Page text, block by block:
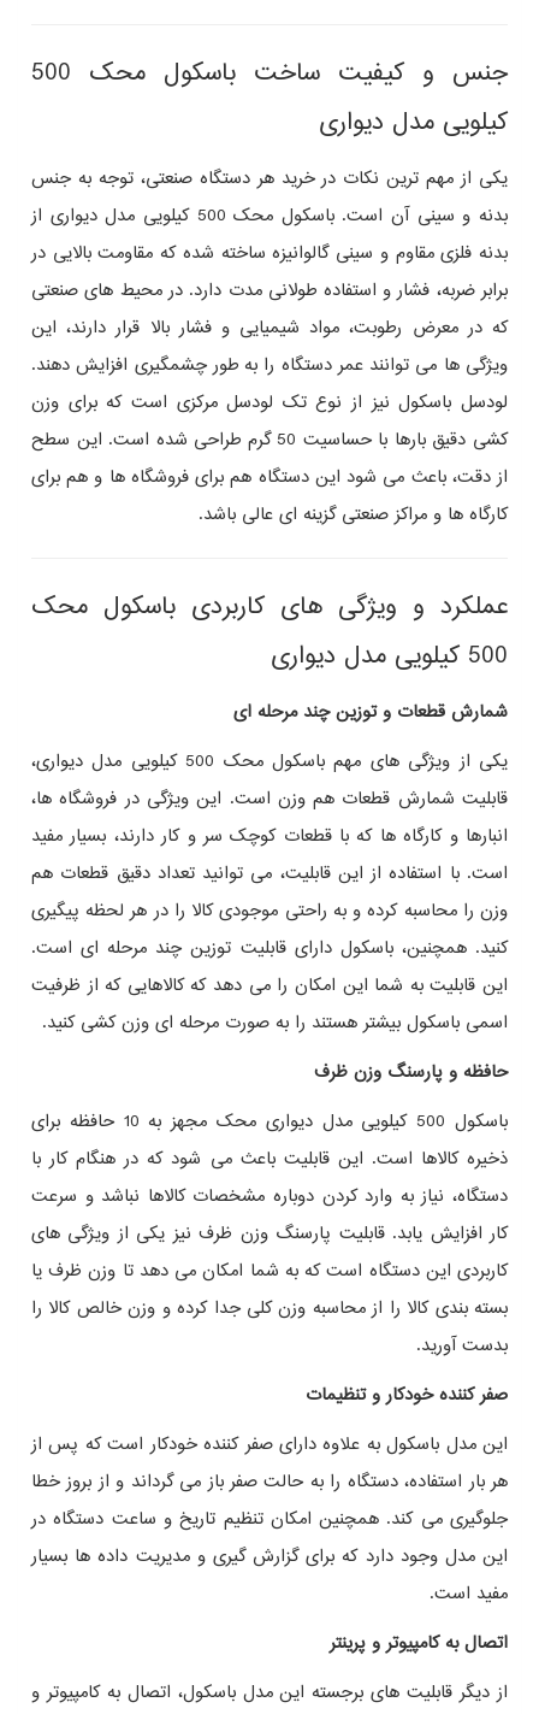
جنس و کیفیت ساخت باسکول محک 500
کیلویی مدل دیواری
یکی از مهم‌ ترین نکات در خرید هر دستگاه صنعتی، توجه به جنس
بدنه و سینی آن است. باسکول محک 500 کیلویی مدل دیواری از
بدنه فلزی مقاوم و سینی گالوانیزه ساخته شده که مقاومت بالایی در
برابر ضربه، فشار و استفاده طولانی‌ مدت دارد. در محیط‌ های صنعتی
که در معرض رطوبت، مواد شیمیایی و فشار بالا قرار دارند، این
ویژگی‌ ها می‌ توانند عمر دستگاه را به‌ طور چشمگیری افزایش دهند.
لودسل باسکول نیز از نوع تک لودسل مرکزی است که برای وزن‌
کشی دقیق بارها با حساسیت 50 گرم طراحی شده است. این سطح
از دقت، باعث می‌ شود این دستگاه هم برای فروشگاه‌ ها و هم برای
کارگاه‌ ها و مراکز صنعتی گزینه‌ ای عالی باشد.
عملکرد و ویژگی‌ های کاربردی باسکول محک
500 کیلویی مدل دیواری
شمارش قطعات و توزین چند مرحله‌ ای
یکی از ویژگی‌ های مهم باسکول محک 500 کیلویی مدل دیواری،
قابلیت شمارش قطعات هم‌ وزن است. این ویژگی در فروشگاه‌ ها،
انبارها و کارگاه‌ ها که با قطعات کوچک سر و کار دارند، بسیار مفید
است. با استفاده از این قابلیت، می‌ توانید تعداد دقیق قطعات هم‌
وزن را محاسبه کرده و به‌ راحتی موجودی کالا را در هر لحظه پیگیری
کنید. همچنین، باسکول دارای قابلیت توزین چند مرحله‌ ای است.
این قابلیت به شما این امکان را می‌ دهد که کالاهایی که از ظرفیت
اسمی باسکول بیشتر هستند را به‌ صورت مرحله‌ ای وزن‌ کشی کنید.
حافظه و پارسنگ وزن ظرف
باسکول 500 کیلویی مدل دیواری محک مجهز به 10 حافظه برای
ذخیره کالاها است. این قابلیت باعث می‌ شود که در هنگام کار با
دستگاه، نیاز به وارد کردن دوباره مشخصات کالاها نباشد و سرعت
کار افزایش یابد. قابلیت پارسنگ وزن ظرف نیز یکی از ویژگی‌ های
کاربردی این دستگاه است که به شما امکان می‌ دهد تا وزن ظرف یا
بسته‌ بندی کالا را از محاسبه وزن کلی جدا کرده و وزن خالص کالا را
بدست آورید.
صفر کننده خودکار و تنظیمات
این مدل باسکول به‌ علاوه دارای صفر کننده خودکار است که پس از
هر بار استفاده، دستگاه را به حالت صفر باز می‌ گرداند و از بروز خطا
جلوگیری می‌ کند. همچنین امکان تنظیم تاریخ و ساعت دستگاه در
این مدل وجود دارد که برای گزارش‌ گیری و مدیریت داده‌ ها بسیار
مفید است.
اتصال به کامپیوتر و پرینتر
از دیگر قابلیت‌ های برجسته این مدل باسکول، اتصال به کامپیوتر و